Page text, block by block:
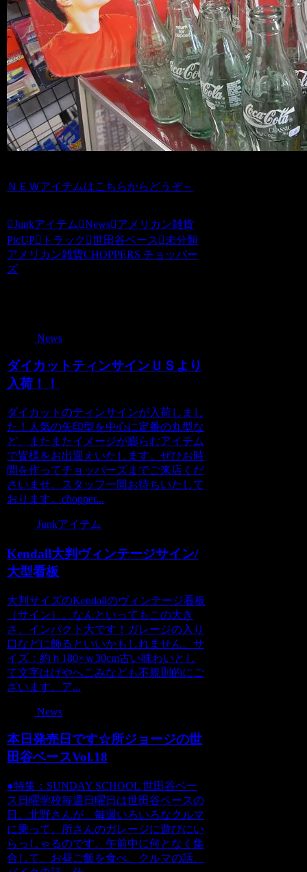
ＮＥＷアイテムはこちらからどうぞ～
Junkアイテム News
アメリカン雑貨
PicUP
トラック 世田谷ベース
未分類
アメリカン雑貨CHOPPERS チョッパー
ズ
News
ダイカットティンサインＵＳより
入荷！！
ダイカットのティンサインが入荷しまし
た！人気の矢印型を中心に定番の丸型な
ど、またまたイメージが膨らむアイテム
で皆様をお出迎えいたします。ぜひお時
間を作ってチョッパーズまでご来店くだ
さいませ。スタッフ一同お待ちいたして
おります。chopper...
Junkアイテム
Kendall大判ヴィンテージサイン/
大型看板
大判サイズのKendallのヴィンテージ看板
（サイン）。なんといってもこの大き
さ、インパクト大です！ガレージの入り
口などに飾るといいかもしれません。サ
イズ：約ｈ180×ｗ30cm古い味わいとし
て文字はげやへこみなども不規則的にご
ざいます。ア...
News
本日発売日です☆所ジョージの世
田谷ベースVol.18
●特集：SUNDAY SCHOOL 世田谷ベー
ス日曜学校毎週日曜日は世田谷ベースの
日。北野さんが、毎週いろいろなクルマ
に乗って、所さんのガレージに遊びにい
らっしゃるのです。午前中に何となく集
合して、お昼ご飯を食べ、クルマの話、